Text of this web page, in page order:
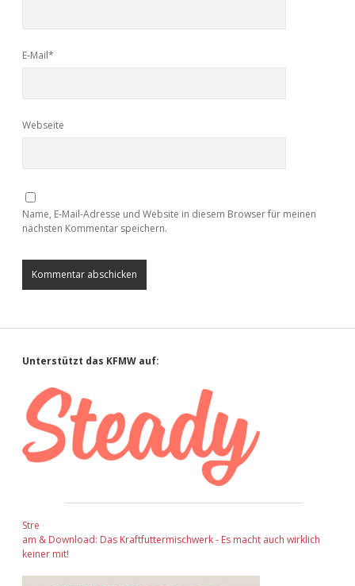
E-Mail*
Webseite
Name, E-Mail-Adresse und Website in diesem Browser für meinen
nächsten Kommentar speichern.
Sidebar
Unterstützt das KFMW auf:
Stre
am & Download: Das Kraftfuttermischwerk - Es macht auch wirklich
keiner mit!